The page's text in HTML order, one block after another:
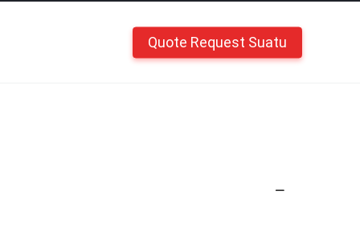
Quote Request Suatu